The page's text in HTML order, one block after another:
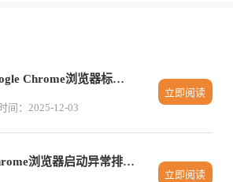
google Chrome浏览器标签页自动刷新如何关闭
时间：2025-12-03
立即阅读
Chrome浏览器启动异常排查操作教程是否实用
立即阅读